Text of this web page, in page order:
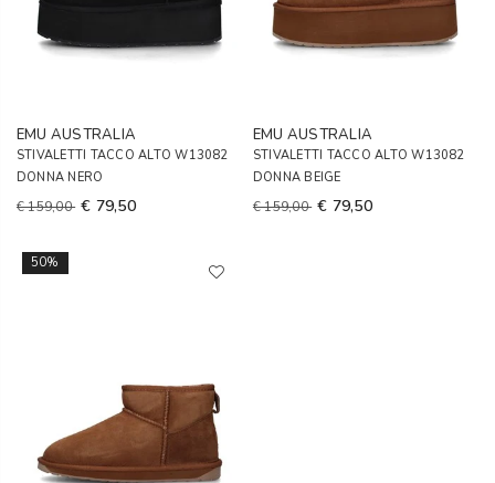
EMU AUSTRALIA
STIVALETTI TACCO ALTO W13082
DONNA NERO
€ 159,00 € 79,50
EMU AUSTRALIA
STIVALETTI TACCO ALTO W13082
DONNA BEIGE
€ 159,00 € 79,50
50%